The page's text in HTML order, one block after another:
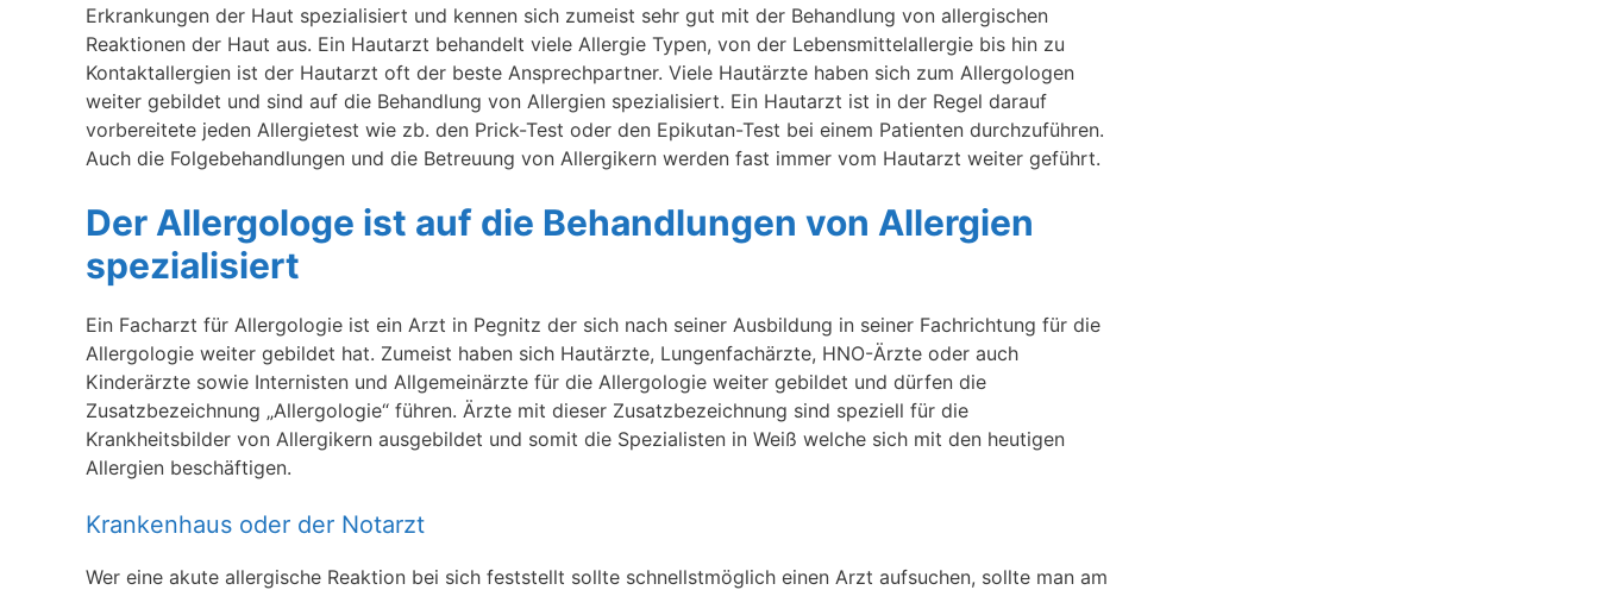
Erkrankungen der Haut spezialisiert und kennen sich zumeist sehr gut mit der Behandlung von allergischen
Reaktionen der Haut aus. Ein Hautarzt behandelt viele Allergie Typen, von der Lebensmittelallergie bis hin zu
Kontaktallergien ist der Hautarzt oft der beste Ansprechpartner. Viele Hautärzte haben sich zum Allergologen
weiter gebildet und sind auf die Behandlung von Allergien spezialisiert. Ein Hautarzt ist in der Regel darauf
vorbereitete jeden Allergietest wie zb. den Prick-Test oder den Epikutan-Test bei einem Patienten durchzuführen.
Auch die Folgebehandlungen und die Betreuung von Allergikern werden fast immer vom Hautarzt weiter geführt.
Der Allergologe ist auf die Behandlungen von Allergien
spezialisiert
Ein Facharzt für Allergologie ist ein Arzt in Pegnitz der sich nach seiner Ausbildung in seiner Fachrichtung für die
Allergologie weiter gebildet hat. Zumeist haben sich Hautärzte, Lungenfachärzte, HNO-Ärzte oder auch
Kinderärzte sowie Internisten und Allgemeinärzte für die Allergologie weiter gebildet und dürfen die
Zusatzbezeichnung „Allergologie“ führen. Ärzte mit dieser Zusatzbezeichnung sind speziell für die
Krankheitsbilder von Allergikern ausgebildet und somit die Spezialisten in Weiß welche sich mit den heutigen
Allergien beschäftigen.
Krankenhaus oder der Notarzt
Wer eine akute allergische Reaktion bei sich feststellt sollte schnellstmöglich einen Arzt aufsuchen, sollte man am